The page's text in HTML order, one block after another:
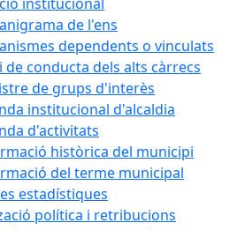
de l'ens
dependents o vinculats
de conducta dels alts càrrecs
de grups d'interès
institucional d'alcaldia
d'activitats
històrica del municipi
del terme municipal
estadístiques
política i retribucions